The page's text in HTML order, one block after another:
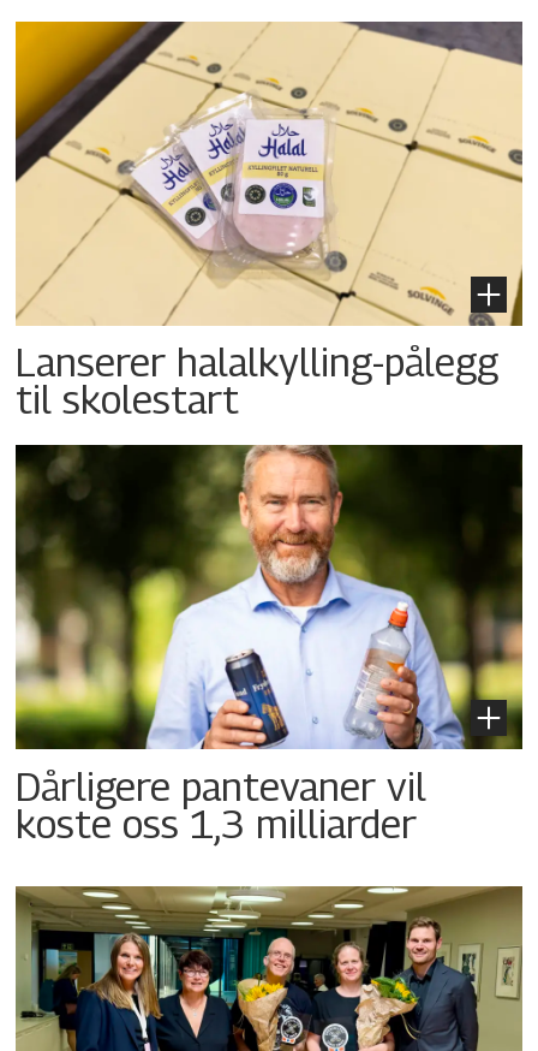
Lanserer halalkylling-­pålegg
til skolestart
Dårligere pantevaner vil
koste oss 1,3 milliarder